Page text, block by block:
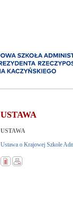
USTAWA
USTAWA
Ustawa o Krajowej Szkole